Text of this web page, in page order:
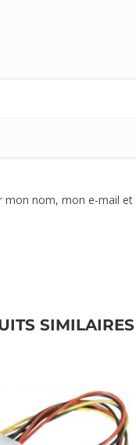
mon nom, mon e-mail
SIMILAIRES